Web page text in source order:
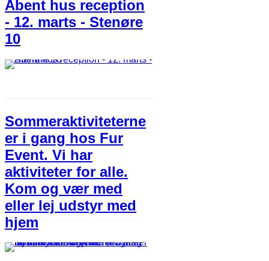
Åbent hus reception
- 12. marts - Stenøre
10
Sommeraktiviteterne
er i gang hos Fur
Event. Vi har
aktiviteter for alle.
Kom og vær med
eller lej udstyr med
hjem